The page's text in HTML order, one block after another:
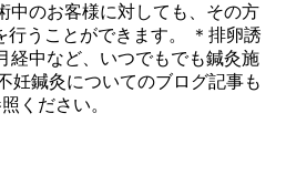
中のお客様に対しても、その方
行うことができます。 ＊排卵誘
経中など、いつでもでも鍼灸施
妊鍼灸についてのブログ記事も
ください。